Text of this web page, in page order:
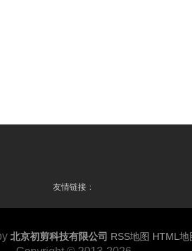
友情链接：
北京初剪科技有限公司 RSS地图 HTML地